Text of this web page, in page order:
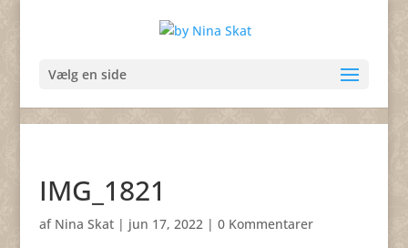
Vælg en side
IMG_1821
af Nina Skat| jun 17, 2022| 0 Kommentarer